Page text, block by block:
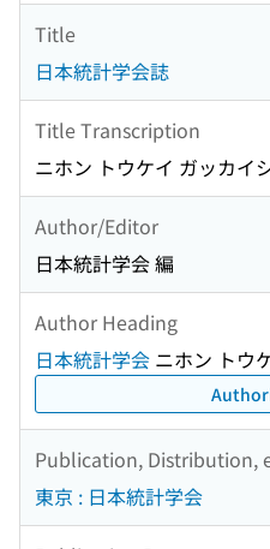
Title
日本統計学会誌
Title Transcription
ニホン トウケイ ガッカイ
Author/Editor
日本統計学会 編
Author Heading
日本統計学会 ニホン トウ
Publication, Distribution,
東京 : 日本統計学会